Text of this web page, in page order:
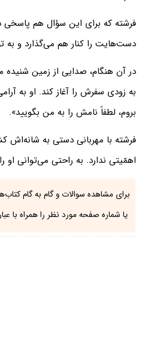
فرشته که برای این سؤال هم
دست‌هایت را کنار هم می‌گذارد و به
در آن هنگام، صدایی از زمین
به زودی سفرش را آغاز کند. او به
بروم، لطفاً نامش را به من بگویید».
فرشته با مهربانی دستی به شانه‌اش
اهمّیتی ندارد. به راحتی می‌توانی او
برای مشاهده سوالات و گام به گام
یا شماره صفحه مورد نظر را همراه با